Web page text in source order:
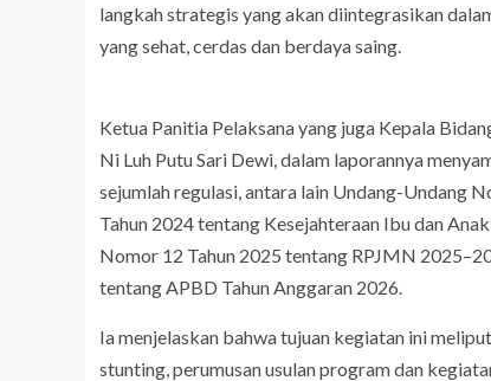
langkah strategis yang akan diintegrasikan
yang sehat, cerdas dan berdaya saing.
Ketua Panitia Pelaksana yang juga Kepala
Ni Luh Putu Sari Dewi, dalam laporannya
sejumlah regulasi, antara lain Undang-Undang
Tahun 2024 tentang Kesejahteraan Ibu dan
Nomor 12 Tahun 2025 tentang RPJMN
tentang APBD Tahun Anggaran 2026.
Ia menjelaskan bahwa tujuan kegiatan ini
stunting, perumusan usulan program dan